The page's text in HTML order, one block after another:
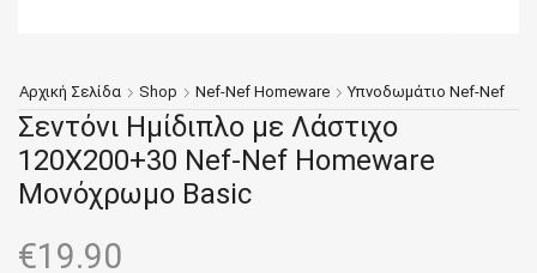
Αρχική Σελίδα Shop Nef-Nef Homeware Υπνοδωμάτιο Nef-Nef
Σεντόνι Ημίδιπλο με Λάστιχο
120Χ200+30 Nef-Nef Homeware
Μονόχρωμο Basic
€19.90